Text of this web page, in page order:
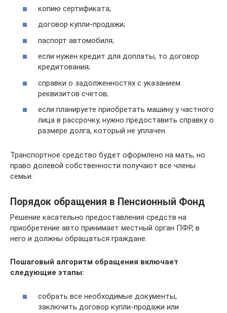
копию сертификата;
договор купли-продажи;
паспорт автомобиля;
если нужен кредит для доплаты, то договор
кредитования;
справки о задолженностях с указанием
реквизитов счетов;
если планируете приобретать машину у частного
лица в рассрочку, нужно предоставить справку о
размере долга, который не уплачен.
Транспортное средство будет оформлено на мать, но
право долевой собственности получают все члены
семьи.
Порядок обращения в Пенсионный Фонд
Решение касательно предоставления средств на
приобретение авто принимает местный орган ПФР, в
него и должны обращаться граждане.
Пошаговый алгоритм обращения включает
следующие этапы:
собрать все необходимые документы,
заключить договор купли-продажи или